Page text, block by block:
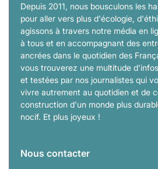
Depuis 2011, nous bousculons les
pour aller vers plus d'écologie,
agissons à travers notre média en
à tous et en accompagnant des
ancrées dans le quotidien des
vous trouverez une multitude
et testées par nos journalistes qui
vivre autrement au quotidien et de
construction d'un monde plus
nocif. Et plus joyeux !
Nous contacter